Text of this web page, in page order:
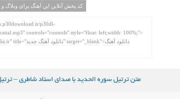
کد پخش آنلاین این آهنگ برای وبلاگ
متن ترتیل سوره الحدید با صدای استاد شاطری –